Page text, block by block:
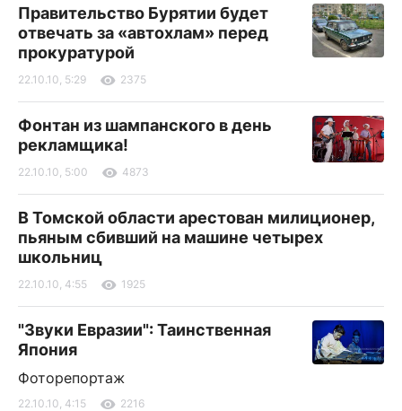
Правительство Бурятии будет
отвечать за «автохлам» перед
прокуратурой
22.10.10, 5:29 2375
Фонтан из шампанского в день
рекламщика!
22.10.10, 5:00 4873
В Томской области арестован милиционер,
пьяным сбивший на машине четырех
школьниц
22.10.10, 4:55 1925
"Звуки Евразии": Таинственная
Япония
Фоторепортаж
22.10.10, 4:15 2216